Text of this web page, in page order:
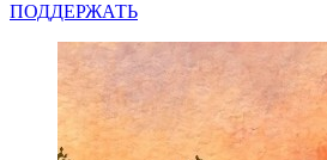
ПОДДЕРЖАТЬ